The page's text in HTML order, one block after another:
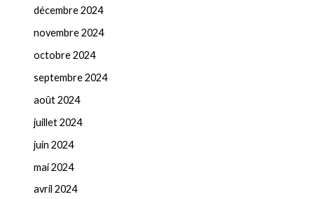
décembre 2024
novembre 2024
octobre 2024
septembre 2024
août 2024
juillet 2024
juin 2024
mai 2024
avril 2024